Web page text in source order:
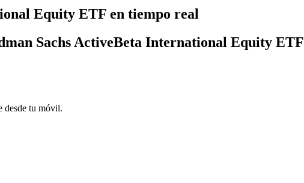
Equity ETF en tiempo real
Sachs ActiveBeta International Equity ETF
desde tu móvil.